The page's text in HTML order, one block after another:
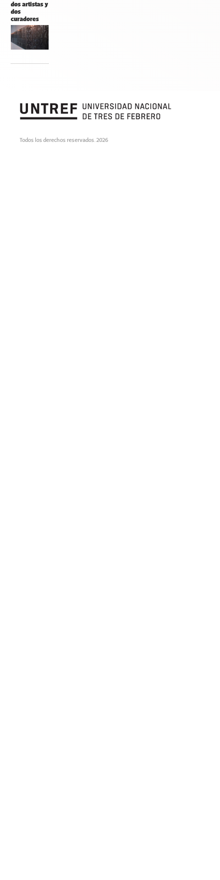
dos artistas y
dos
curadores
Todos los derechos reservados. 2026